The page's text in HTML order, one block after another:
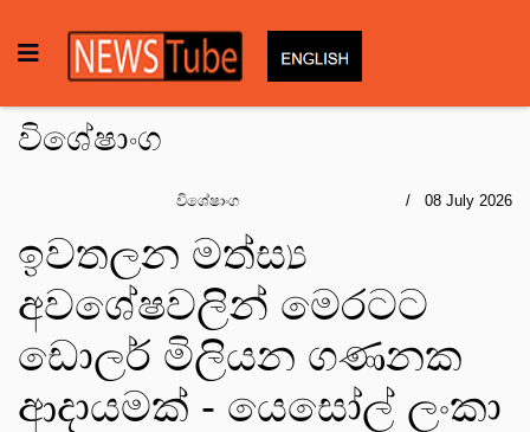
විශේෂාංග
විශේෂාංග 08 July 2026
ඉවතලන මත්ස්‍ය
අවශේෂවලින් මෙරටට
ඩොලර් මිලියන ගණනක
ආදායමක් - යෙසෝල් ලංකා